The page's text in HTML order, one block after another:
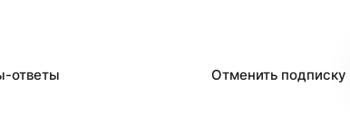
ответы Отменить подписку